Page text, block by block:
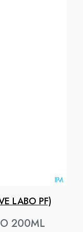
LABO PF)
200ML